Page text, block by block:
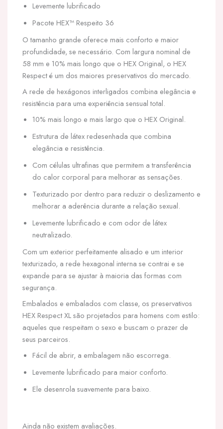
Levemente lubrificado
Pacote HEX™ Respeito 36
O tamanho grande oferece mais conforto e maior
profundidade, se necessário. Com largura nominal de
58 mm e 10% mais longo que o HEX Original, o HEX
Respect é um dos maiores preservativos do mercado.
A rede de hexágonos interligados combina elegância e
resistência para uma experiência sensual total.
10% mais longo e mais largo que o HEX Original.
Estrutura de látex redesenhada que combina
elegância e resistência.
Com células ultrafinas que permitem a transferência
do calor corporal para melhorar as sensações.
Texturizado por dentro para reduzir o deslizamento e
melhorar a aderência durante a relação sexual.
Levemente lubrificado e com odor de látex
neutralizado.
Com um exterior perfeitamente alisado e um interior
texturizado, a rede hexagonal interna se contrai e se
expande para se ajustar à maioria das formas com
segurança.
Embalados e embalados com classe, os preservativos
HEX Respect XL são projetados para homens com estilo:
aqueles que respeitam o sexo e buscam o prazer de
seus parceiros.
Fácil de abrir, a embalagem não escorrega.
Levemente lubrificado para maior conforto.
Ele desenrola suavemente para baixo.
Ainda não existem avaliações.